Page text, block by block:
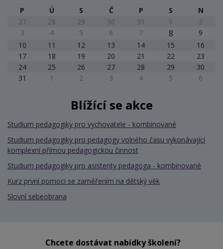
P
Ú S Č P S
N
27
28 29 30 31 1
2
3
4 5 6 7 8
9
10
11 12 13 14 15
16
17
18 19 20 21 22
23
24
25 26 27 28 29
30
31
1 2 3 4 5 6
Blížící se akce
Studium pedagogiky pro vychovatele - kombinované
Studium pedagogiky pro pedagogy volného času vykonávající
komplexní přímou pedagogickou činnost
Studium pedagogiky pro asistenty pedagoga - kombinované
Kurz první pomoci se zaměřením na dětský věk
Slovní sebeobrana
Chcete dostávat nabídky školení?